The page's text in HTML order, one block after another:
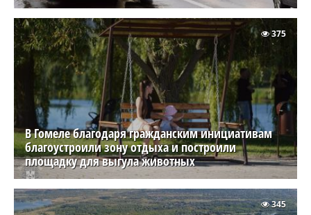
В Гомеле благодаря гражданским инициативам
благоустроили зону отдыха и построили
площадку для выгула животных
375
345